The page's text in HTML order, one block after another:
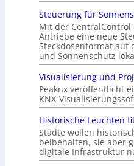
Steuerung für
Mit der CentralControl
Antriebe eine neue
Steckdosenformat auf
und Sonnenschutz
Visualisierung und
Peaknx veröffentlicht
KNX-
Historische Leuchten
Städte wollen
beibehalten, sie aber
digitale Infrastruktur